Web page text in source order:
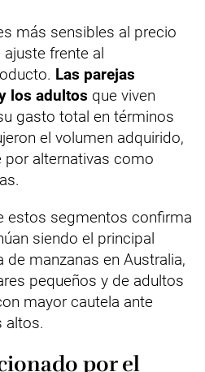
más sensibles al precio
frente al
Las parejas
los adultos que viven
gasto total en términos
el volumen adquirido,
alternativas como
estos segmentos confirma
siendo el principal
manzanas en Australia,
pequeños y de adultos
mayor cautela ante
altos.
por el